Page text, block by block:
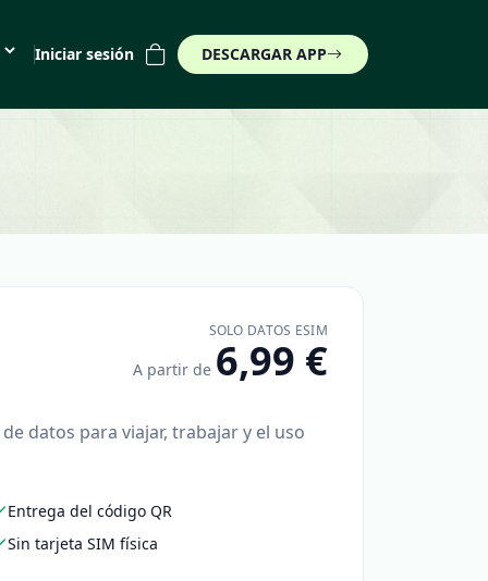
Iniciar sesión DESCARGAR APP
SOLO DATOS ESIM
A partir de 6,99 €
datos para viajar, trabajar y el uso
Entrega del código QR
Sin tarjeta SIM física